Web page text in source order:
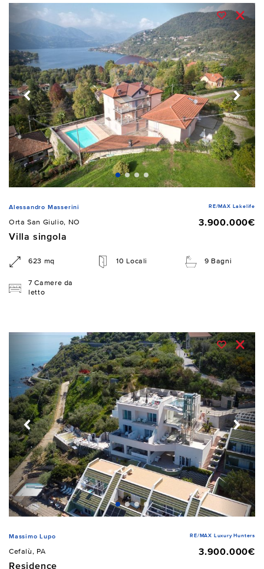
Alessandro Masserini RE/MAX Lakelife
Orta San Giulio, NO
3.900.000€
Villa singola
623 mq 10 Locali 9 Bagni
7 Camere da
letto
Massimo Lupo RE/MAX Luxury Hunters
Cefalù, PA
3.900.000€
Residence